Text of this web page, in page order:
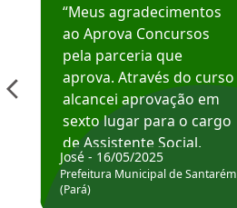
“Meus agradecimentos
ao Aprova Concursos
pela parceria que
aprova. Através do curso
alcancei aprovação em
sexto lugar para o cargo
de Assistente Social.
Hoje estou atuando na
Prefeitura de Santarém.
José - 16/05/2025
Prefeitura Municipal de Santarém
(Pará)